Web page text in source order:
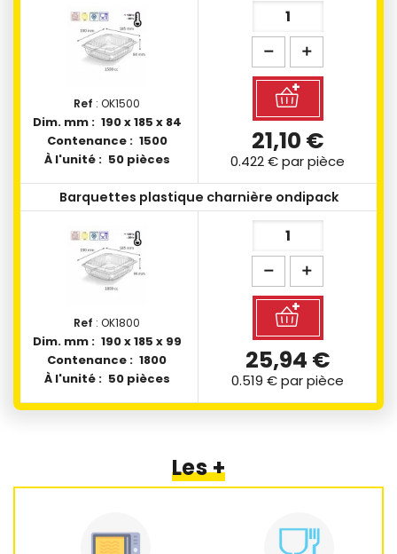
Ref : OK1500
Dim. mm : 190 x 185 x 84
Contenance : 1500
À l'unité : 50 pièces
21,10 €
0.422 €par pièce
Ref : OK1800
Dim. mm : 190 x 185 x 99
Contenance : 1800
À l'unité : 50 pièces
Barquettes plastique charnière ondipack
25,94 €
0.519 €par pièce
Les +